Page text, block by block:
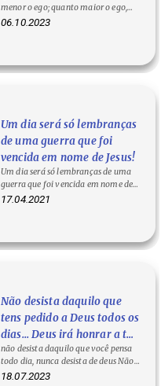
Albert Einstein
menor o ego; quanto maior o ego,
menor o conhecimento. — Albert…
06.10.2023
Um dia será só lembranças
de uma guerra que foi
vencida em nome de Jesus!
Um dia será só lembranças de uma
guerra que foi vencida em nome de
Jesus! DÊ UM CLIQUE SOBRE A
17.04.2021
Não desista daquilo que
tens pedido a Deus todos os
dias... Deus irá honrar a tua
fé e te abençoará. Acredite!
não desista daquilo que você pensa
todo dia, nunca desista de deus Não
desista daquilo que tens pedido a…
18.07.2023